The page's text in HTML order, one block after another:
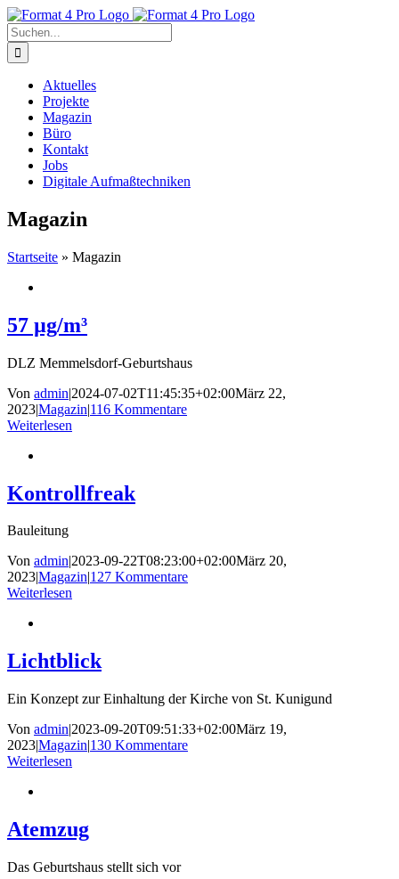
Zum
Inhalt
springen
Suche
nach:
Aktuelles
Projekte
Magazin
Büro
Kontakt
Jobs
Digitale Aufmaßtechniken
Magazin
Startseite » Magazin
57 µg/m³
DLZ Memmelsdorf-Geburtshaus
Von admin|2024-07-02T11:45:35+02:00März 22,
2023|Magazin|116 Kommentare
Weiterlesen
Kontrollfreak
Bauleitung
Von admin|2023-09-22T08:23:00+02:00März 20,
2023|Magazin|127 Kommentare
Weiterlesen
Lichtblick
Ein Konzept zur Einhaltung der Kirche von St. Kunigund
Von admin|2023-09-20T09:51:33+02:00März 19,
2023|Magazin|130 Kommentare
Weiterlesen
Atemzug
Das Geburtshaus stellt sich vor